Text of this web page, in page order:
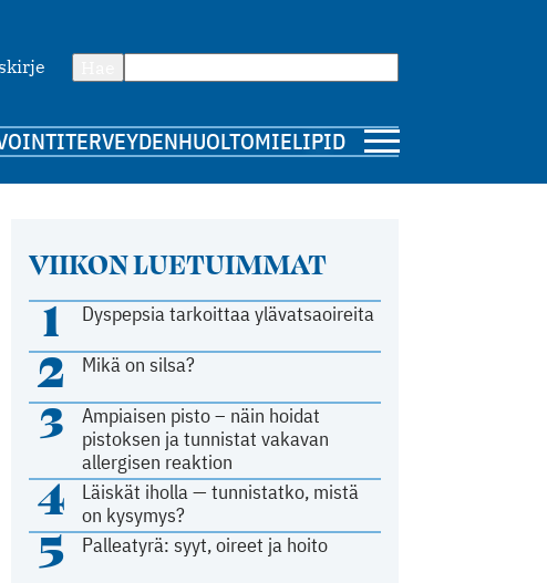
TERVEYDENHUOLTOMIELIPIDE
VIIKON LUETUIMMAT
1 Dyspepsia tarkoittaa ylävatsaoireita
2 Mikä on silsa?
3
Ampiaisen pisto – näin hoidat
pistoksen ja tunnistat vakavan
allergisen reaktion
4
Läiskät iholla — tunnistatko, mistä
on kysymys?
5 Palleatyrä: syyt, oireet ja hoito